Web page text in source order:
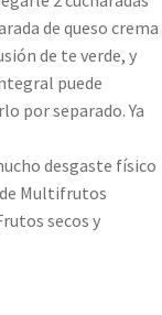
de queso crema
de te verde, y
puede
por separado. Ya
desgaste físico
Multifrutos
secos y